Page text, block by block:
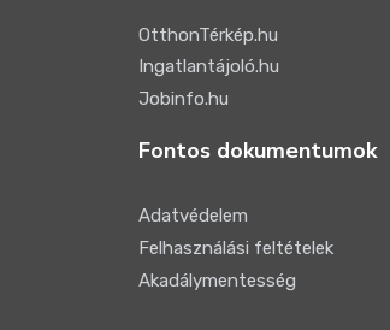
OtthonTérkép.hu
Ingatlantájoló.hu
Jobinfo.hu
Fontos dokumentumok
Adatvédelem
Felhasználási feltételek
Akadálymentesség